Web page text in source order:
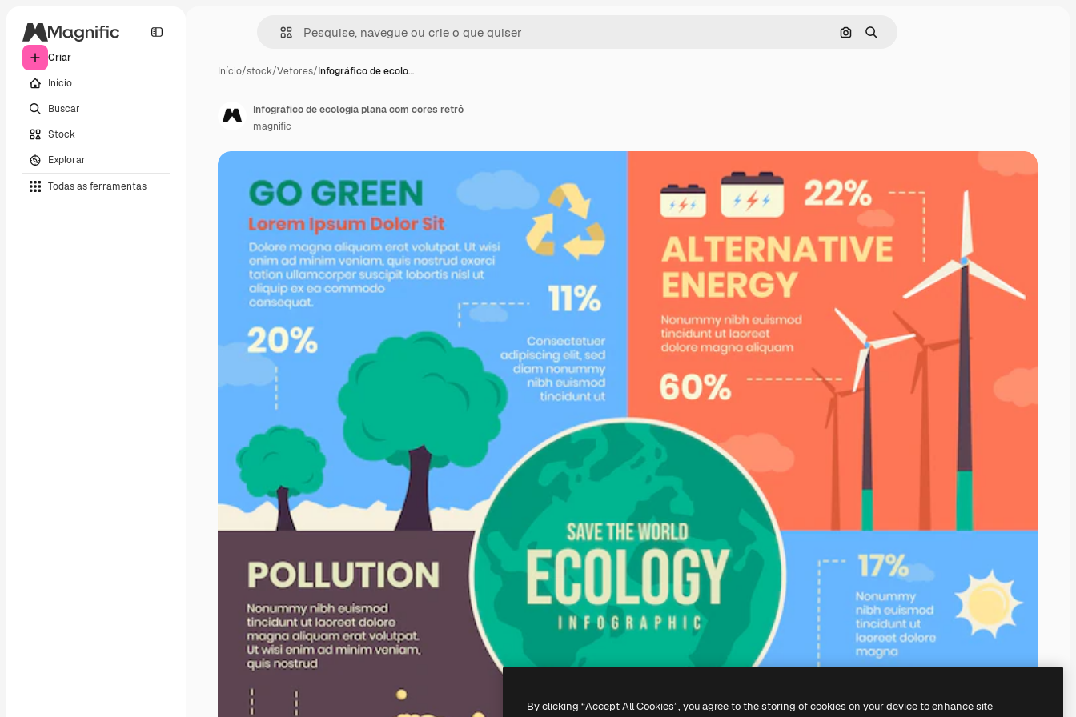
Criar
Início
Buscar
Stock
Explorar
Todas as ferramentas
Pesquisar por imagem
Buscar
Início/stock/Vetores/Infográfico de ecolo…
Infográfico de ecologia plana com cores retrô
magnific
By clicking “Accept All Cookies”, you agree to the storing of cookies on your device to enhance site